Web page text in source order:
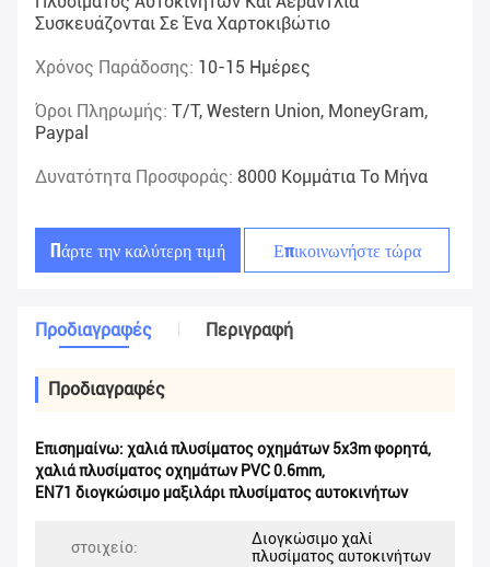
Συσκευάζονται Σε Ένα Χαρτοκιβώτιο
Χρόνος Παράδοσης: 10-15 Ημέρες
Όροι Πληρωμής: T/T, Western Union, MoneyGram,
Paypal
Δυνατότητα Προσφοράς: 8000 Κομμάτια Το Μήνα
Πάρτε την καλύτερη τιμή Επικοινωνήστε τώρα
Προδιαγραφές Περιγραφή
Προδιαγραφές
Επισημαίνω: χαλιά πλυσίματος οχημάτων 5x3m φορητά,
χαλιά πλυσίματος οχημάτων PVC 0.6mm,
EN71 διογκώσιμο μαξιλάρι πλυσίματος αυτοκινήτων
στοιχείο:
Διογκώσιμο χαλί
πλυσίματος αυτοκινήτων